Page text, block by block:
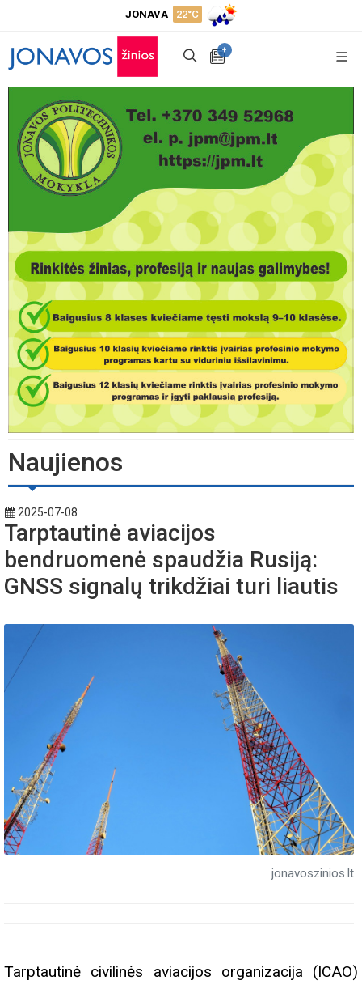
JONAVA 22°C
+
Naujienos
2025-07-08
Tarptautinė aviacijos
bendruomenė spaudžia Rusiją:
GNSS signalų trikdžiai turi liautis
jonavoszinios.lt
Tarptautinė civilinės aviacijos organizacija (ICAO)